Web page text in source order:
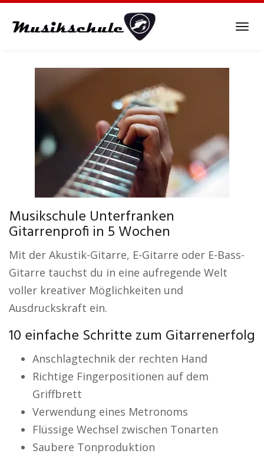
Musikschule Unterfranken
Gitarrenprofi in 5 Wochen
Mit der Akustik-Gitarre, E-Gitarre oder E-Bass-
Gitarre tauchst du in eine aufregende Welt
voller kreativer Möglichkeiten und
Ausdruckskraft ein.
10 einfache Schritte zum Gitarrenerfolg
Anschlagtechnik der rechten Hand
Richtige Fingerpositionen auf dem
Griffbrett
Verwendung eines Metronoms
Flüssige Wechsel zwischen Tonarten
Saubere Tonproduktion